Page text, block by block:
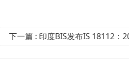
下一篇 : 印度BIS发布IS 18112：